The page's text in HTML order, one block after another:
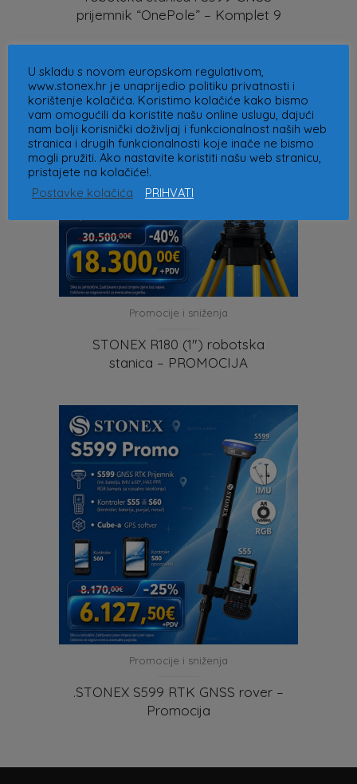
prijemnik “OnePole” – Komplet 9
Promocije i sniženja
STONEX R180 (1″) robotska
stanica – PROMOCIJA
Promocije i sniženja
.STONEX S599 RTK GNSS rover –
Promocija
U skladu s novom europskom regulativom,
www.stonex.hr je unaprijedio politiku privatnosti i
korištenje kolačića. Koristimo kolačiće kako bismo
vam omogućili da koristite našu online uslugu, dajući
nam bolji korisnički doživljaj i funkcionalnost naših web
stranica i drugih funkcionalnosti koje inače ne bismo
mogli pružiti. Ako nastavite koristiti našu web stranicu,
pristajete na kolačiće!.
Postavke kolačića
PRIHVATI